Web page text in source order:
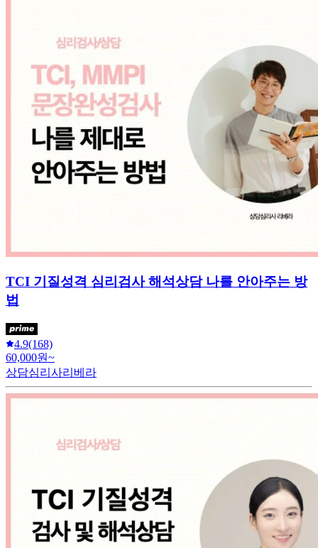
TCI 기질성격 심리검사 해석상담 나를 안아주는 방
법
4.9(168)
60,000원~
상담심리사리베라